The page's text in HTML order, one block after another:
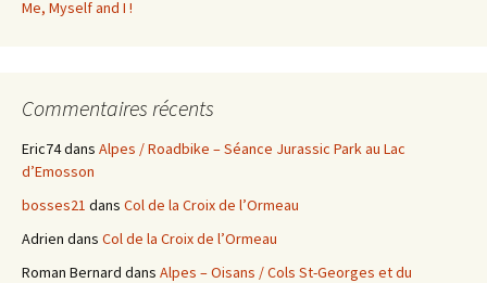
Me, Myself and I !
Commentaires récents
Eric74dans Alpes / Roadbike – Séance Jurassic Park au Lac
d’Emosson
bosses21 dans Col de la Croix de l’Ormeau
Adrien dans Col de la Croix de l’Ormeau
Roman Bernard dans Alpes – Oisans / Cols St-Georges et du